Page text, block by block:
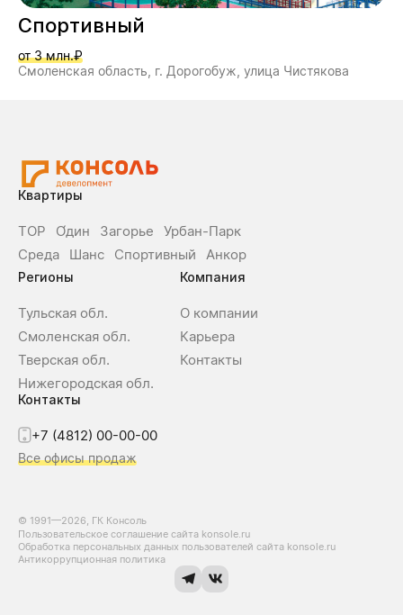
Спортивный
от 3 млн.₽
Смоленская область, г. Дорогобуж, улица Чистякова
Квартиры
ТОР О́дин Загорье
Урбан-Парк
Среда
Шанс Спортивный Анкор
Регионы
Тульская обл.
Смоленская обл.
Тверская обл.
Нижегородская обл.
Компания
О компании
Карьера
Контакты
Контакты
+7 (4812) 00-00-00
Все офисы продаж
© 1991—2026, ГК Консоль
Пользовательское соглашение сайта konsole.ru
Обработка персональных данных пользователей сайта konsole.ru
Антикоррупционная политика